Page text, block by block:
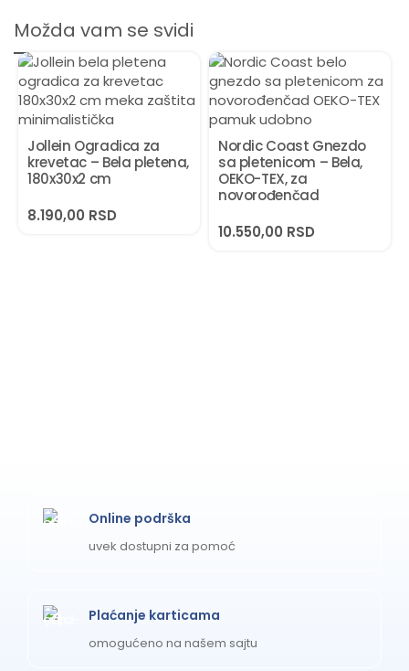
Možda vam se svidi
Jollein Ogradica za
krevetac – Bela pletena,
180x30x2 cm
8.190,00 RSD
Nordic Coast Gnezdo
sa pletenicom – Bela,
OEKO-TEX, za
novorođenčad
10.550,00 RSD
Online podrška
uvek dostupni za pomoć
Plaćanje karticama
omogućeno na našem sajtu